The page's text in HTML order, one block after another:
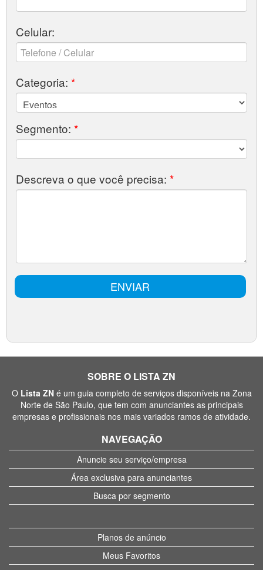
SOBRE O LISTA ZN
O Lista ZNé um guia completo de serviços disponíveis na Zona
Norte de São Paulo, que tem com anunciantes as principais
empresas e profissionais nos mais variados ramos de atividade.
NAVEGAÇÃO
Anuncie seu serviço/empresa
Área exclusiva para anunciantes
Busca por segmento
Planos de anúncio
Meus Favoritos